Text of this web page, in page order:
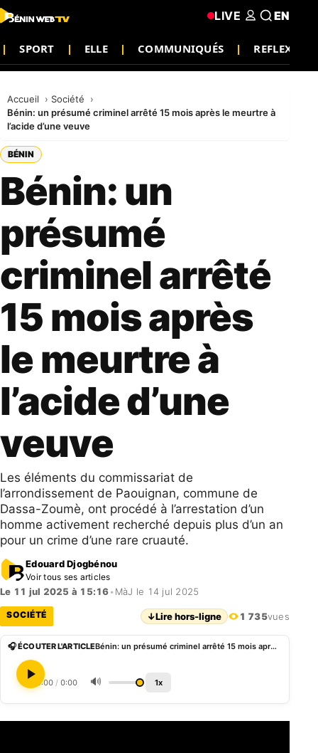
SPORT ELLE COMMUNIQUÉS REFLEXION
LIVE EN
Accueil
Société
Bénin: un présumé criminel arrêté 15 mois après le meurtre à
l’acide d’une veuve
BÉNIN
Bénin: un
présumé
criminel arrêté
15 mois après
le meurtre à
l’acide d’une
veuve
Les éléments du commissariat de
l’arrondissement de Paouignan, commune de
Dassa-Zoumè, ont procédé à l’arrestation d’un
homme activement recherché depuis plus d’un an
pour un crime d’une rare cruauté.
Edouard Djogbénou
Voir tous ses articles
Le 11 jul 2025 à 15:16• MàJ le 14 jul 2025
SOCIÉTÉ ↓Lire hors-ligne 1 735vues
🎧 ÉCOUTER L'ARTICLE Bénin: un présumé criminel arrêté 15 mois après le meurtre à l’acide d’une veuve
0:00 / 0:00 🔊 1x